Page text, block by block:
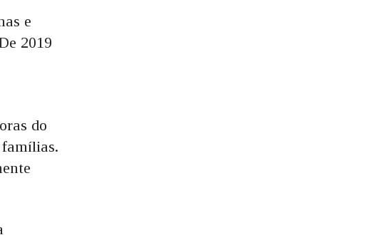
e
2019
do
famílias.